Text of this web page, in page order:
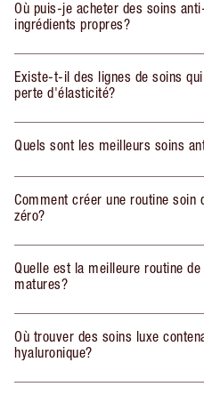
Où puis-je acheter des soins
ingrédients propres?
Existe-t-il des lignes de soins
perte d'élasticité?
Quels sont les meilleurs soins
Comment créer une routine soin
zéro?
Quelle est la meilleure routine
matures?
Où trouver des soins luxe
hyaluronique?